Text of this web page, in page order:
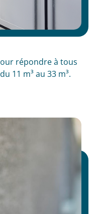
répondre à tous
11 m³ au 33 m³.